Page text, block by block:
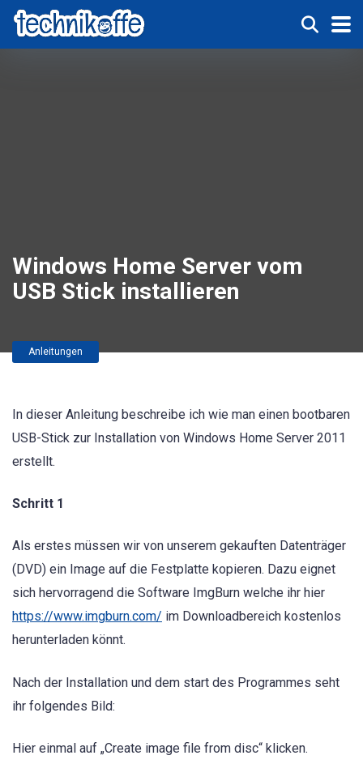
Windows Home Server vom
USB Stick installieren
Anleitungen
In dieser Anleitung beschreibe ich wie man einen bootbaren
USB-Stick zur Installation von Windows Home Server 2011
erstellt.
Schritt 1
Als erstes müssen wir von unserem gekauften Datenträger
(DVD) ein Image auf die Festplatte kopieren. Dazu eignet
sich hervorragend die Software ImgBurn welche ihr hier
https://www.imgburn.com/ im Downloadbereich kostenlos
herunterladen könnt.
Nach der Installation und dem start des Programmes seht
ihr folgendes Bild:
Hier einmal auf „Create image file from disc“ klicken.